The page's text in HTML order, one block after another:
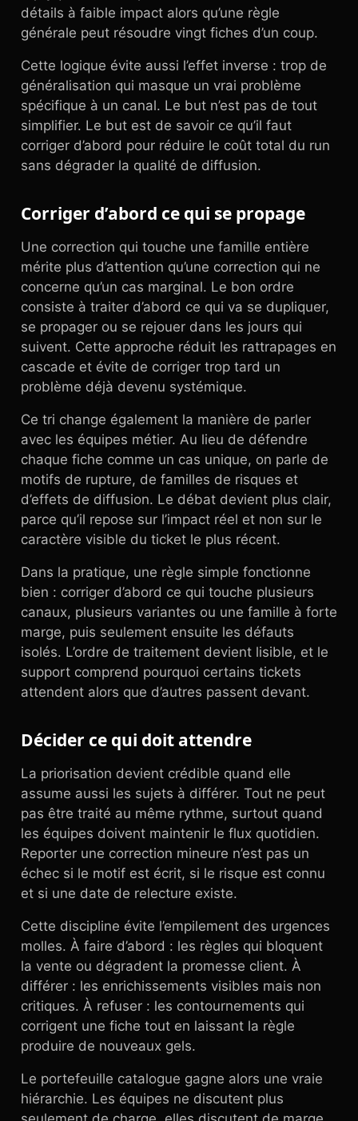
détails à faible impact alors qu’une règle
générale peut résoudre vingt fiches d’un coup.
Cette logique évite aussi l’effet inverse : trop de
généralisation qui masque un vrai problème
spécifique à un canal. Le but n’est pas de tout
simplifier. Le but est de savoir ce qu’il faut
corriger d’abord pour réduire le coût total du run
sans dégrader la qualité de diffusion.
Corriger d’abord ce qui se propage
Une correction qui touche une famille entière
mérite plus d’attention qu’une correction qui ne
concerne qu’un cas marginal. Le bon ordre
consiste à traiter d’abord ce qui va se dupliquer,
se propager ou se rejouer dans les jours qui
suivent. Cette approche réduit les rattrapages en
cascade et évite de corriger trop tard un
problème déjà devenu systémique.
Ce tri change également la manière de parler
avec les équipes métier. Au lieu de défendre
chaque fiche comme un cas unique, on parle de
motifs de rupture, de familles de risques et
d’effets de diffusion. Le débat devient plus clair,
parce qu’il repose sur l’impact réel et non sur le
caractère visible du ticket le plus récent.
Dans la pratique, une règle simple fonctionne
bien : corriger d’abord ce qui touche plusieurs
canaux, plusieurs variantes ou une famille à forte
marge, puis seulement ensuite les défauts
isolés. L’ordre de traitement devient lisible, et le
support comprend pourquoi certains tickets
attendent alors que d’autres passent devant.
Décider ce qui doit attendre
La priorisation devient crédible quand elle
assume aussi les sujets à différer. Tout ne peut
pas être traité au même rythme, surtout quand
les équipes doivent maintenir le flux quotidien.
Reporter une correction mineure n’est pas un
échec si le motif est écrit, si le risque est connu
et si une date de relecture existe.
Cette discipline évite l’empilement des urgences
molles. À faire d’abord : les règles qui bloquent
la vente ou dégradent la promesse client. À
différer : les enrichissements visibles mais non
critiques. À refuser : les contournements qui
corrigent une fiche tout en laissant la règle
produire de nouveaux gels.
Le portefeuille catalogue gagne alors une vraie
hiérarchie. Les équipes ne discutent plus